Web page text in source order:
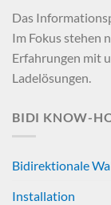
Das
Im Fokus stehen
Erfahrungen mit
Ladelösungen.
BIDI KNOW-
Bidirektionale
Installation